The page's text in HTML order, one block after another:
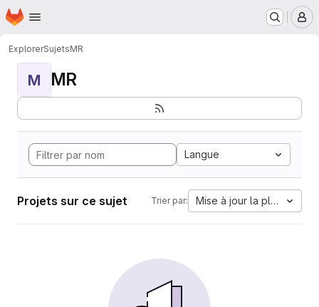
Passer au contenu principal
Page d'accueil
ExplorerSujetsMR
M MR
Langue
Projets sur ce sujet Trier par: Mise à jour la plus